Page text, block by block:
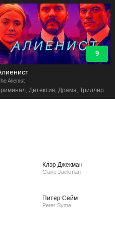
8.5
Еву
Eve
Триллер, Криминал, Комедия
Клэр Джекман
Claire Jackman
Питер Сейм
Peter Syme